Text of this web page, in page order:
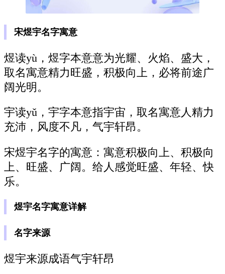
宋煜宇名字寓意
煜读yù，煜字本意意为光耀、火焰、盛大，
取名寓意精力旺盛，积极向上，必将前途广
阔光明。
宇读yǔ，宇字本意指宇宙，取名寓意人精力
充沛，风度不凡，气宇轩昂。
宋煜宇名字的寓意：寓意积极向上、积极向
上、旺盛、广阔。给人感觉旺盛、年轻、快
乐。
煜宇名字寓意详解
名字来源
煜宇来源成语气宇轩昂